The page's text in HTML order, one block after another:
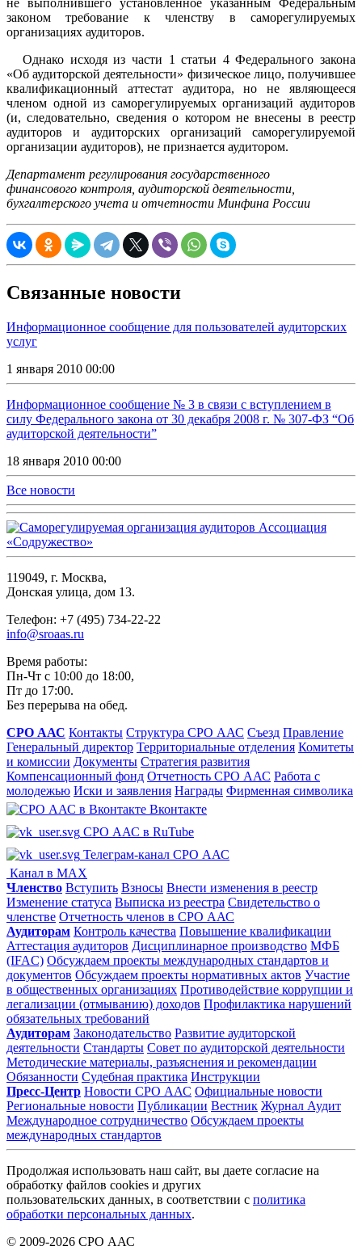
не выполнившего установленное указанным Федеральным
законом требование к членству в саморегулируемых
организациях аудиторов.
Однако исходя из части 1 статьи 4 Федерального закона
«Об аудиторской деятельности» физическое лицо, получившее
квалификационный аттестат аудитора, но не являющееся
членом одной из саморегулируемых организаций аудиторов
(и, следовательно, сведения о котором не внесены в реестр
аудиторов и аудиторских организаций саморегулируемой
организации аудиторов), не признается аудитором.
Департамент регулирования государственного
финансового контроля, аудиторской деятельности,
бухгалтерского учета и отчетности Минфина России
Связанные новости
Информационное сообщение для пользователей аудиторских
услуг
1 января 2010 00:00
Информационное сообщение № 3 в связи с вступлением в
силу Федерального закона от 30 декабря 2008 г. № 307-ФЗ “Об
аудиторской деятельности”
18 января 2010 00:00
Все новости
119049, г. Москва,
Донская улица, дом 13.
Телефон: +7 (495) 734-22-22
info@sroaas.ru
Время работы:
Пн-Чт с 10:00 до 18:00,
Пт до 17:00.
Без перерыва на обед.
СРО ААС Контакты Структура СРО ААС Съезд Правление
Генеральный директор Территориальные отделения Комитеты
и комиссии Документы Стратегия развития
Компенсационный фонд Отчетность СРО ААС Работа с
молодежью Иски и заявления Награды Фирменная символика
Вконтакте
СРО ААС в RuTube
Телеграм-канал СРО ААС
Канал в MAX
Членство Вступить Взносы Внести изменения в реестр
Изменение статуса Выписка из реестра Свидетельство о
членстве Отчетность членов в СРО ААС
Аудиторам Контроль качества Повышение квалификации
Аттестация аудиторов Дисциплинарное производство МФБ
(IFAC) Обсуждаем проекты международных стандартов и
документов Обсуждаем проекты нормативных актов Участие
в общественных организациях Противодействие коррупции и
легализации (отмыванию) доходов Профилактика нарушений
обязательных требований
Аудиторам Законодательство Развитие аудиторской
деятельности Стандарты Совет по аудиторской деятельности
Методические материалы, разъяснения и рекомендации
Обязанности Судебная практика Инструкции
Пресс-Центр Новости СРО ААС Официальные новости
Региональные новости Публикации Вестник Журнал Аудит
Международное сотрудничество Обсуждаем проекты
международных стандартов
Продолжая использовать наш сайт, вы даете согласие на
обработку файлов cookies и других
пользовательских данных, в соответствии с политика
обработки персональных данных.
© 2009-2026 СРО ААС